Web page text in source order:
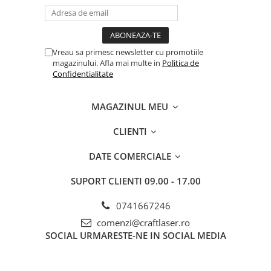
Vreau sa primesc newsletter cu promotiile
magazinului. Afla mai multe in Politica de
Confidentialitate
MAGAZINUL MEU
CLIENTI
DATE COMERCIALE
SUPORT CLIENTI 09.00 - 17.00
0741667246
comenzi@craftlaser.ro
SOCIAL URMARESTE-NE IN SOCIAL MEDIA